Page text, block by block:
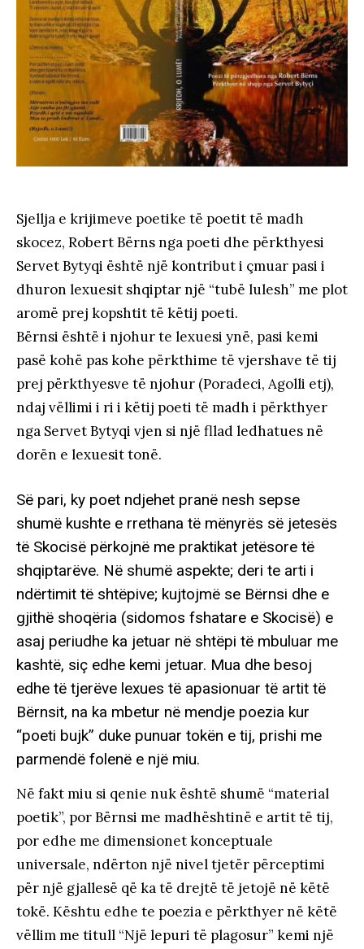
Sjellja e krijimeve poetike të poetit të madh
skocez, Robert Bërns nga poeti dhe përkthyesi
Servet Bytyqi është një kontribut i çmuar pasi i
dhuron lexuesit shqiptar një “tubë lulesh” me plot
aromë prej kopshtit të këtij poeti.
Bërnsi është i njohur te lexuesi ynë, pasi kemi
pasë kohë pas kohe përkthime të vjershave të tij
prej përkthyesve të njohur (Poradeci, Agolli etj),
ndaj vëllimi i ri i këtij poeti të madh i përkthyer
nga Servet Bytyqi vjen si një fllad ledhatues në
dorën e lexuesit tonë.
Së pari, ky poet ndjehet pranë nesh sepse
shumë kushte e rrethana të mënyrës së jetesës
të Skocisë përkojnë me praktikat jetësore të
shqiptarëve. Në shumë aspekte; deri te arti i
ndërtimit të shtëpive; kujtojmë se Bërnsi dhe e
gjithë shoqëria (sidomos fshatare e Skocisë) e
asaj periudhe ka jetuar në shtëpi të mbuluar me
kashtë, siç edhe kemi jetuar. Mua dhe besoj
edhe të tjerëve lexues të apasionuar të artit të
Bërnsit, na ka mbetur në mendje poezia kur
“poeti bujk” duke punuar tokën e tij, prishi me
parmendë folenë e një miu.
Në fakt miu si qenie nuk është shumë “material
poetik”, por Bërnsi me madhështinë e artit të tij,
por edhe me dimensionet konceptuale
universale, ndërton një nivel tjetër përceptimi
për një gjallesë që ka të drejtë të jetojë në këtë
tokë. Kështu edhe te poezia e përkthyer në këtë
vëllim me titull “Një lepuri të plagosur” kemi një